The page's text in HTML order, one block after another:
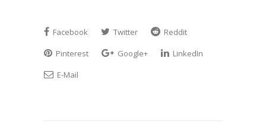
Facebook Twitter
Reddit
Pinterest
Google+
LinkedIn
E-Mail